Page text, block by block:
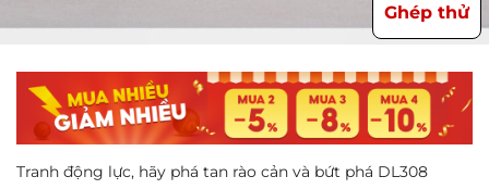
Ghép thử
Tranh động lực, hãy phá tan rào cản và bứt phá DL308